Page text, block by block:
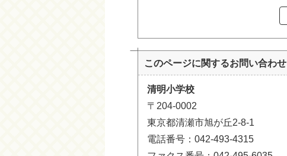
このページに関するお問い合わせ
清明小学校
〒204-0002
東京都清瀬市旭が丘2-8-1
電話番号：042-493-4315